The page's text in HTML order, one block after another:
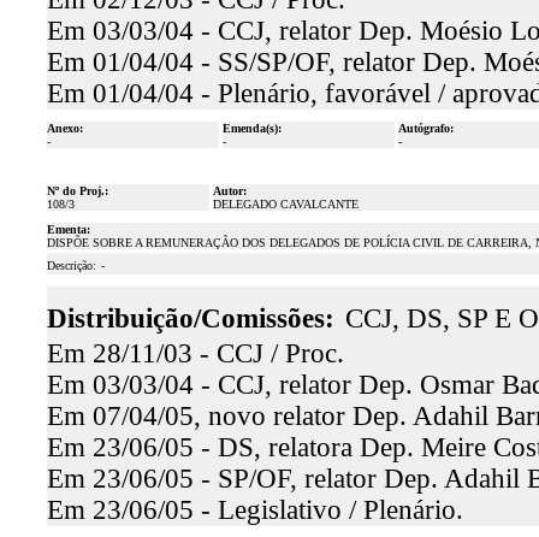
Em 03/03/04 - CCJ, relator Dep. Moésio
Em 01/04/04 - SS/SP/OF, relator Dep.
Em 01/04/04 - Plenário, favorável /
Anexo:
-
Emenda(s):
-
Autógrafo:
-
Nº do Proj.:
108/3
Autor:
DELEGADO CAVALCANTE
Ementa:
DISPÕE SOBRE A REMUNERAÇÃO DOS DELEGADOS DE POLÍCIA CIVIL DE CARREIRA,
Descrição: -
Distribuição/Comissões: CCJ, DS, SP E
Em 28/11/03 - CCJ / Proc.
Em 03/03/04 - CCJ, relator Dep. Osmar
Em 07/04/05, novo relator Dep. Adahil
Em 23/06/05 - DS, relatora Dep. Meire
Em 23/06/05 - SP/OF, relator Dep. Adahil
Em 23/06/05 - Legislativo / Plenário.